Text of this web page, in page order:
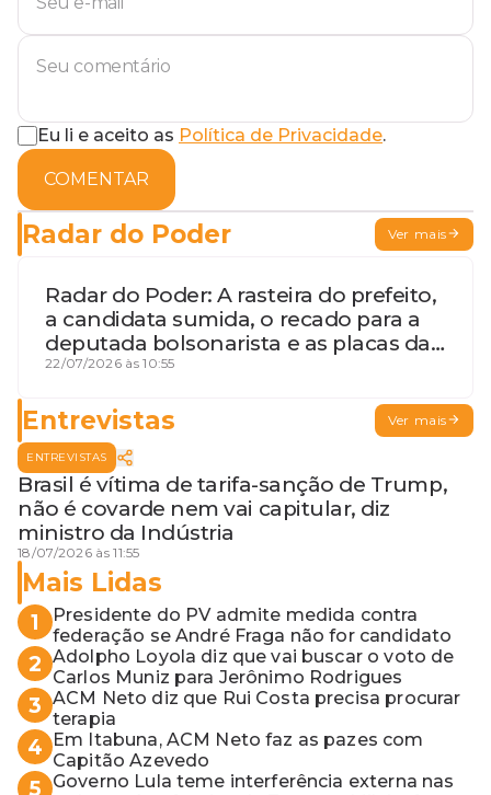
Eu li e aceito as Política de Privacidade.
COMENTAR
Radar do Poder Ver mais
Radar do Poder: A rasteira do prefeito,
a candidata sumida, o recado para a
deputada bolsonarista e as placas da
discórdia
22/07/2026 às 10:55
Entrevistas Ver mais
ENTREVISTAS
Brasil é vítima de tarifa-sanção de Trump,
não é covarde nem vai capitular, diz
ministro da Indústria
18/07/2026 às 11:55
Mais Lidas
1
Presidente do PV admite medida contra
federação se André Fraga não for candidato
2 Adolpho Loyola diz que vai buscar o voto de
Carlos Muniz para Jerônimo Rodrigues
3 ACM Neto diz que Rui Costa precisa procurar
terapia
4
Em Itabuna, ACM Neto faz as pazes com
Capitão Azevedo
5
Governo Lula teme interferência externa nas